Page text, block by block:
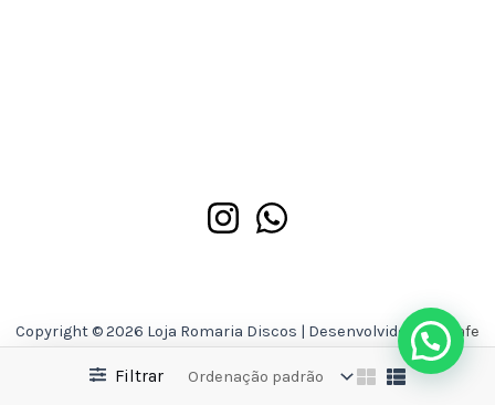
Filtrar
Copyright © 2026 Loja Romaria Discos | Desenvolvido porAsafe